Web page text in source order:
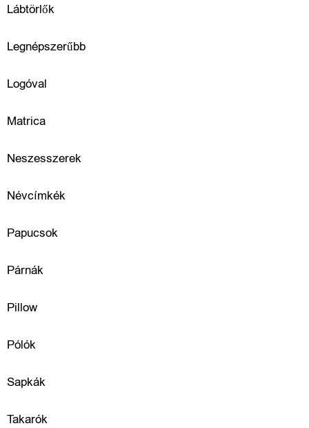
u
é
s
Lábtörlők
Legnépszerűbb
Logóval
Matrica
Neszesszerek
Névcímkék
Papucsok
Párnák
Pillow
Pólók
Sapkák
Takarók